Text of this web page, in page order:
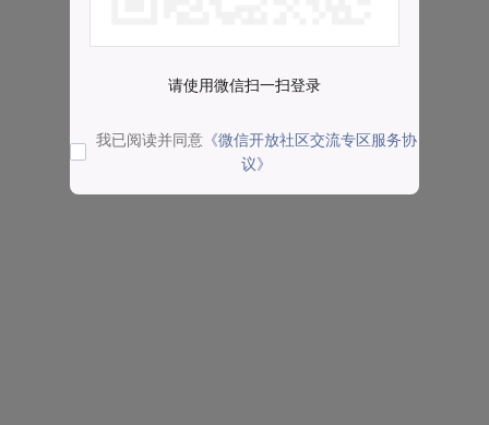
请使用微信扫一扫登录
我已阅读并同意 《微信开放社区交流专区服务协
议》